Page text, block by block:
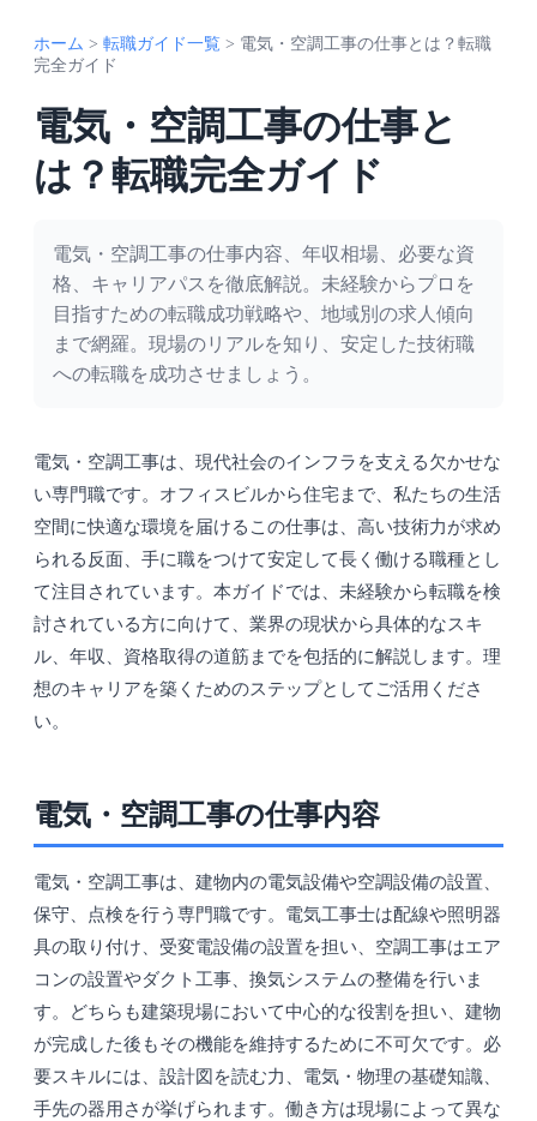
ホーム > 転職ガイド一覧 > 電気・空調工事の仕事とは？転職
完全ガイド
電気・空調工事の仕事と
は？転職完全ガイド
電気・空調工事の仕事内容、年収相場、必要な資
格、キャリアパスを徹底解説。未経験からプロを
目指すための転職成功戦略や、地域別の求人傾向
まで網羅。現場のリアルを知り、安定した技術職
への転職を成功させましょう。
電気・空調工事は、現代社会のインフラを支える欠かせな
い専門職です。オフィスビルから住宅まで、私たちの生活
空間に快適な環境を届けるこの仕事は、高い技術力が求め
られる反面、手に職をつけて安定して長く働ける職種とし
て注目されています。本ガイドでは、未経験から転職を検
討されている方に向けて、業界の現状から具体的なスキ
ル、年収、資格取得の道筋までを包括的に解説します。理
想のキャリアを築くためのステップとしてご活用くださ
い。
電気・空調工事の仕事内容
電気・空調工事は、建物内の電気設備や空調設備の設置、
保守、点検を行う専門職です。電気工事士は配線や照明器
具の取り付け、受変電設備の設置を担い、空調工事はエア
コンの設置やダクト工事、換気システムの整備を行いま
す。どちらも建築現場において中心的な役割を担い、建物
が完成した後もその機能を維持するために不可欠です。必
要スキルには、設計図を読む力、電気・物理の基礎知識、
手先の器用さが挙げられます。働き方は現場によって異な